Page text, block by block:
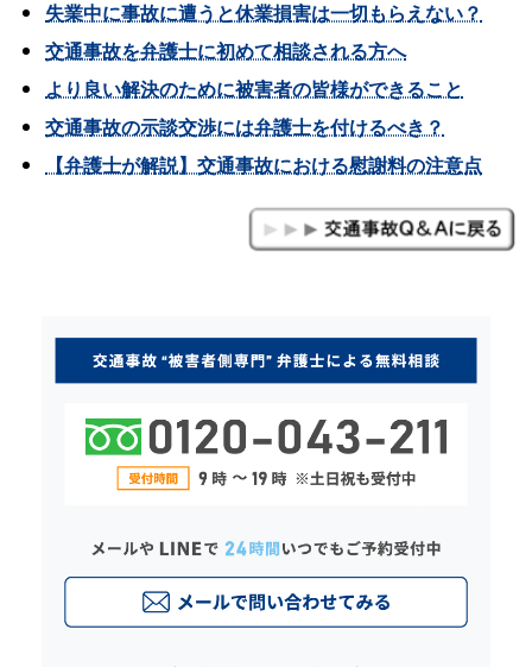
失業中に事故に遭うと休業損害は一切もらえない？
交通事故を弁護士に初めて相談される方へ
より良い解決のために被害者の皆様ができること
交通事故の示談交渉には弁護士を付けるべき？
【弁護士が解説】交通事故における慰謝料の注意点